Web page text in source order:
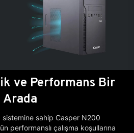
ve Performans Bir
Arada
sahip Casper N200
performanslı çalışma koşullarına